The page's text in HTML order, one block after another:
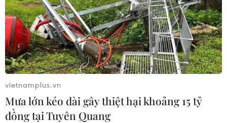
vietnamplus.vn
Mưa lớn kéo dài gây thiệt hại khoảng 15 tỷ
đồng tại Tuyên Quang